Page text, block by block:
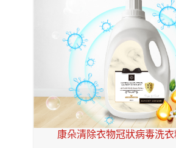
康朵清除衣物冠狀病毒洗衣